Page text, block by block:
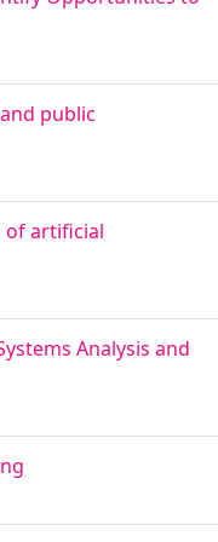
public
of artificial
Analysis and